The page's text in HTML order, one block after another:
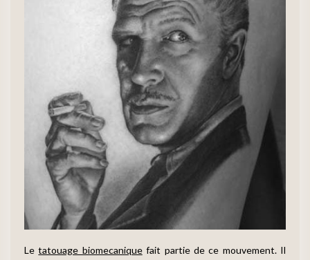
Letatouage biomecaniquefait partie de ce mouvement. Il